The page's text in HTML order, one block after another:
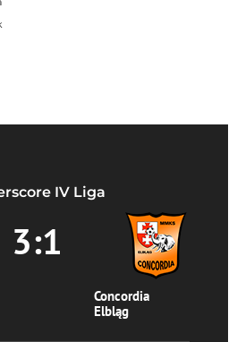
IV Liga
3:1
Concordia
Elbląg